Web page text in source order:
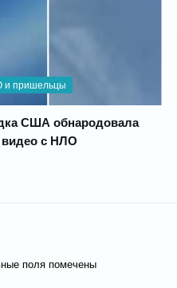
и пришельцы
США обнародовала
видео с НЛО
поля помечены